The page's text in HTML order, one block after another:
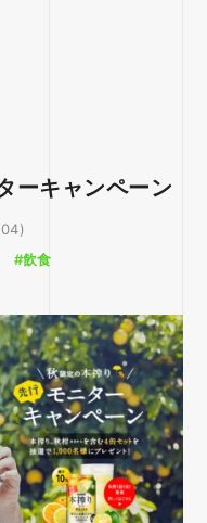
ーキャンペーン
#飲食